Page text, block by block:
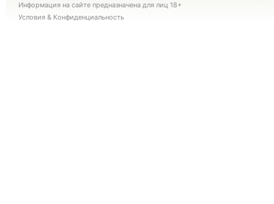
Информация на сайте предназначена для лиц 18+
Условия & Конфиденциальность